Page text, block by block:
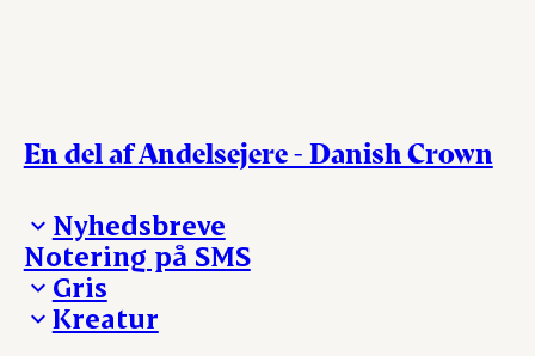
En del af Andelsejere - Danish Crown
Nyhedsbreve
Madinspiration - nyhedsbrev
Notering på SMS
Gris
Ejerinformation
Kreatur